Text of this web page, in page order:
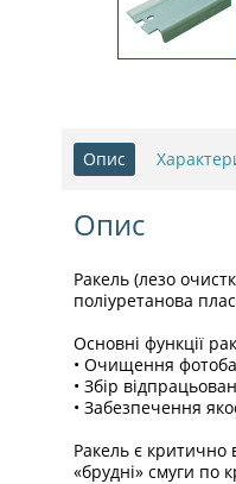
Опис
Опис
Ракель (лезо
поліуретанова
Основні функції
• Очищення
• Збір
• Забезпечення
Ракель є критично
«брудні» смуги по